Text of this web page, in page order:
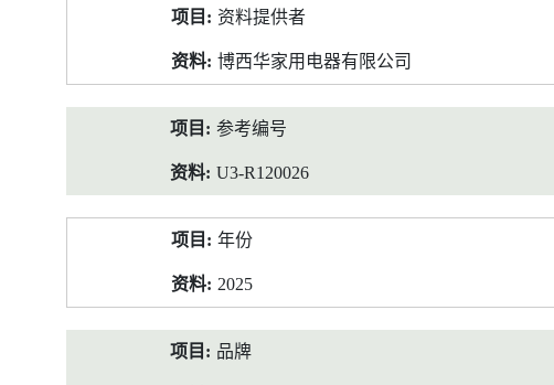
料
资料提供者
博西华家用电器有限公司
参考编号
U3-R120026
年份
2025
品牌